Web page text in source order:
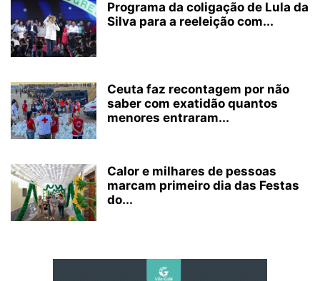
Programa da coligação de Lula da
Silva para a reeleição com...
Ceuta faz recontagem por não
saber com exatidão quantos
menores entraram...
Calor e milhares de pessoas
marcam primeiro dia das Festas
do...